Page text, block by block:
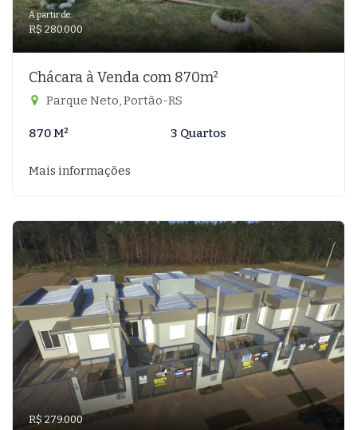
A partir de:
R$ 280.000
Chácara à Venda com 870m²
Parque Neto, Portão-RS
870 M² 3 Quartos
Mais informações
R$ 279.000